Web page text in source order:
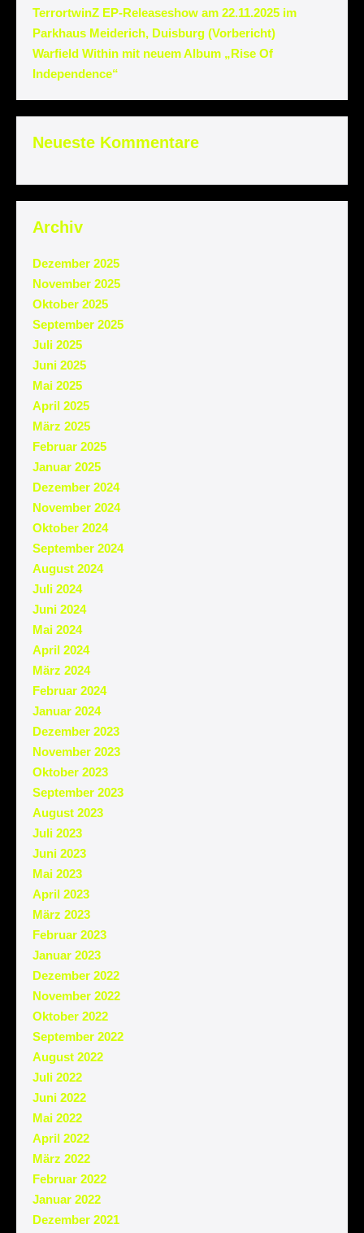
TerrortwinZ EP-Releaseshow am 22.11.2025 im
Parkhaus Meiderich, Duisburg (Vorbericht)
Warfield Within mit neuem Album „Rise Of
Independence“
Neueste Kommentare
Archiv
Dezember 2025
November 2025
Oktober 2025
September 2025
Juli 2025
Juni 2025
Mai 2025
April 2025
März 2025
Februar 2025
Januar 2025
Dezember 2024
November 2024
Oktober 2024
September 2024
August 2024
Juli 2024
Juni 2024
Mai 2024
April 2024
März 2024
Februar 2024
Januar 2024
Dezember 2023
November 2023
Oktober 2023
September 2023
August 2023
Juli 2023
Juni 2023
Mai 2023
April 2023
März 2023
Februar 2023
Januar 2023
Dezember 2022
November 2022
Oktober 2022
September 2022
August 2022
Juli 2022
Juni 2022
Mai 2022
April 2022
März 2022
Februar 2022
Januar 2022
Dezember 2021